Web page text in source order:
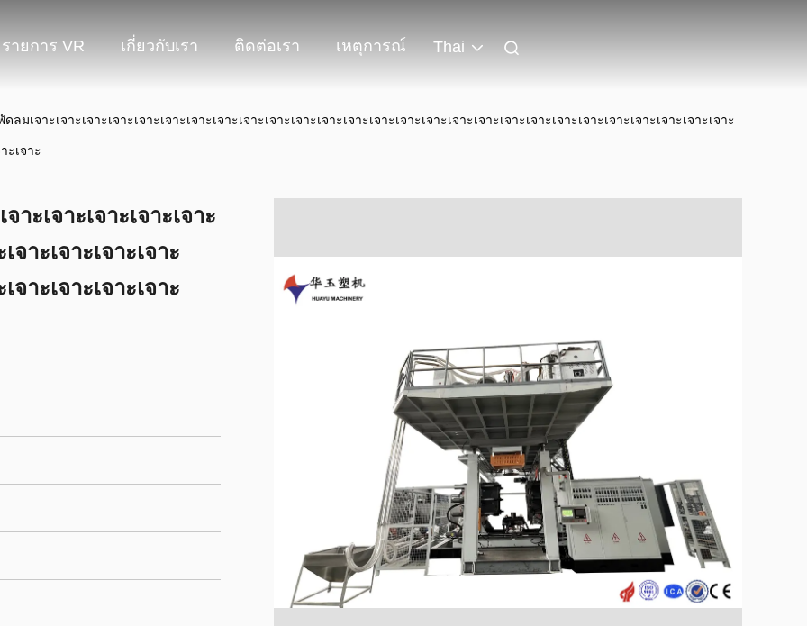
รายการ VR เกี่ยวกับเรา ติดต่อเรา เหตุการณ์ Thai
ลมเจาะเจาะเจาะเจาะเจาะเจาะเจาะเจาะเจาะเจาะเจาะเจาะเจาะเจาะเจาะเจาะเจาะเจาะเจาะเจาะเจาะเจาะเจาะเจาะเจาะเจาะเจาะ
ะเจาะ
ะเจาะเจาะเจาะเจาะ
จาะเจาะเจาะเจาะ
จาะเจาะเจาะเจาะ